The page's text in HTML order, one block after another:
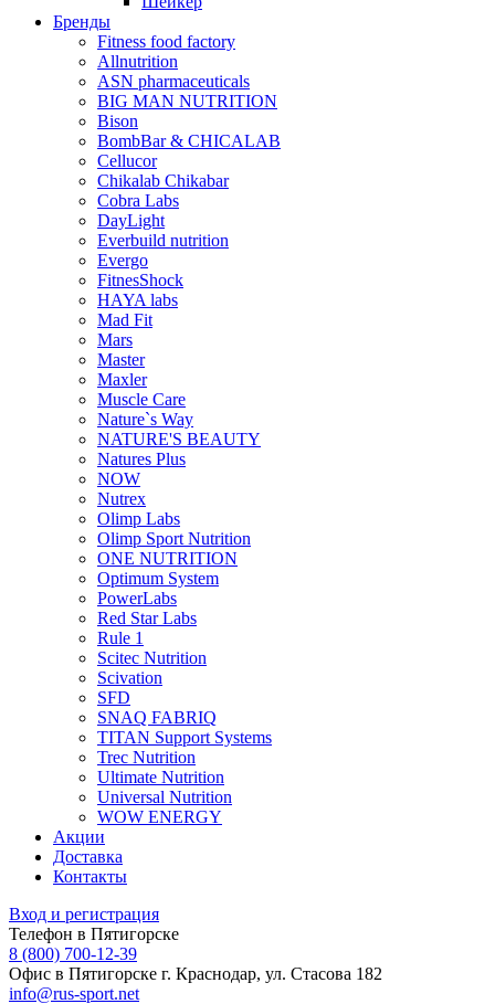
Бренды
Fitness food factory
Allnutrition
ASN pharmaceuticals
BIG MAN NUTRITION
Bison
BombBar & CHICALAB
Cellucor
Chikalab Chikabar
Cobra Labs
DayLight
Everbuild nutrition
Evergo
FitnesShock
HAYA labs
Mad Fit
Mars
Master
Maxler
Muscle Care
Nature`s Way
NATURE'S BEAUTY
Natures Plus
NOW
Nutrex
Olimp Labs
Olimp Sport Nutrition
ONE NUTRITION
Optimum System
PowerLabs
Red Star Labs
Rule 1
Scitec Nutrition
Scivation
SFD
SNAQ FABRIQ
TITAN Support Systems
Trec Nutrition
Ultimate Nutrition
Universal Nutrition
WOW ENERGY
Акции
Доставка
Контакты
Вход и регистрация
Телефон в Пятигорске
8 (800) 700-12-39
Офис в Пятигорске г. Краснодар, ул. Стасова 182
info@rus-sport.net